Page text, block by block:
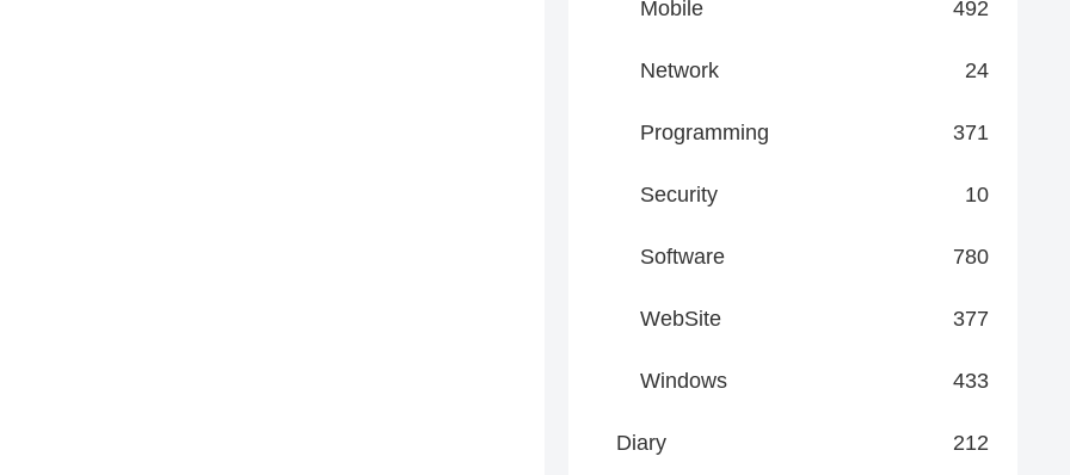
Mobile 492
Network 24
Programming 371
Security 10
Software 780
WebSite 377
Windows 433
Diary 212